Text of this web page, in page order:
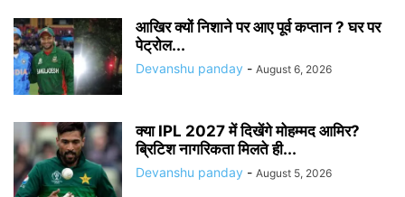
आखिर क्यों निशाने पर आए पूर्व कप्तान ? घर पर
पेट्रोल...
Devanshu panday - August 6, 2026
क्या IPL 2027 में दिखेंगे मोहम्मद आमिर?
ब्रिटिश नागरिकता मिलते ही...
Devanshu panday - August 5, 2026